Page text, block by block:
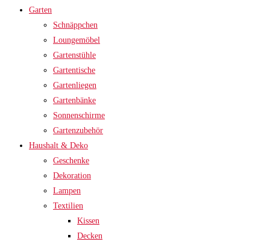
Garten
Schnäppchen
Loungemöbel
Gartenstühle
Gartentische
Gartenliegen
Gartenbänke
Sonnenschirme
Gartenzubehör
Haushalt & Deko
Geschenke
Dekoration
Lampen
Textilien
Kissen
Decken